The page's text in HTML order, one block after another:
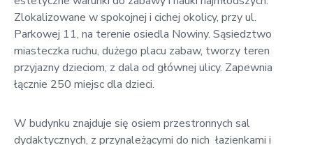
Zlokalizowane w spokojnej i cichej okolicy, przy ul.
Parkowej 11, na terenie osiedla Nowiny. Sąsiedztwo
miasteczka ruchu, dużego placu zabaw, tworzy teren
przyjazny dzieciom, z dala od głównej ulicy. Zapewnia
łącznie 250 miejsc dla dzieci.
W budynku znajduje się osiem przestronnych sal
dydaktycznych, z przynależącymi do nich łazienkami i